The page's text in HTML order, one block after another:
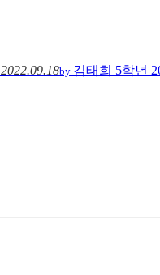
2022.09.18by 김태희 5학년